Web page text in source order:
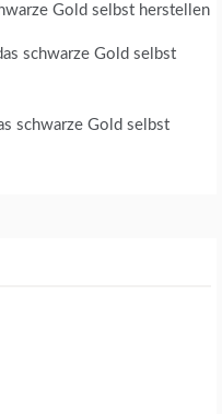
Gold selbst herstellen
schwarze Gold selbst
schwarze Gold selbst